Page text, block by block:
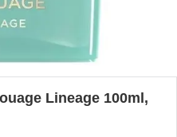
Lineage 100ml,